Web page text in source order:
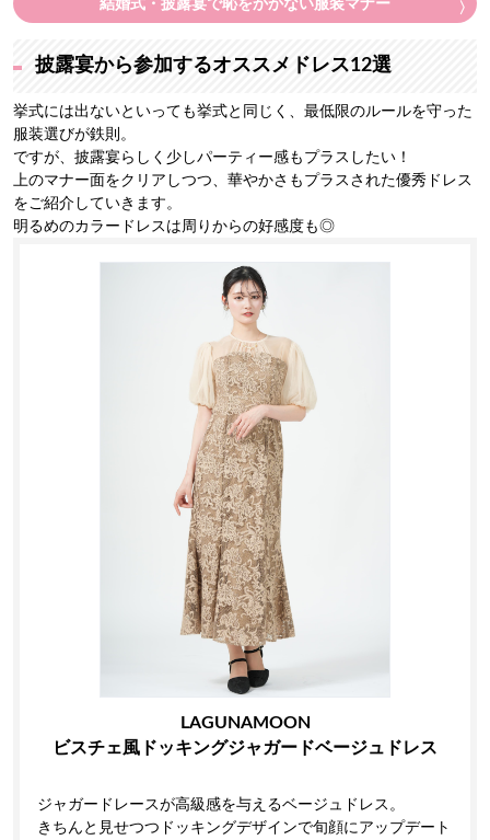
結婚式・披露宴で恥をかかない服装マナー
披露宴から参加するオススメドレス12選
挙式には出ないといっても挙式と同じく、最低限のルールを守った
服装選びが鉄則。
ですが、披露宴らしく少しパーティー感もプラスしたい！
上のマナー面をクリアしつつ、華やかさもプラスされた優秀ドレス
をご紹介していきます。
明るめのカラードレスは周りからの好感度も◎
LAGUNAMOON
ビスチェ風ドッキングジャガードベージュドレス
ジャガードレースが高級感を与えるベージュドレス。
きちんと見せつつドッキングデザインで旬顔にアップデート